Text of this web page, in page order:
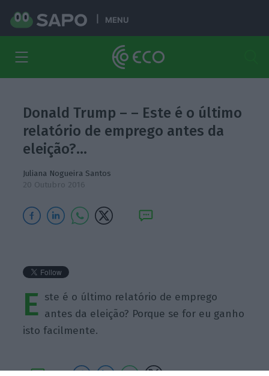
MENU
Donald Trump – – Este é o último
relatório de emprego antes da
eleição?…
Juliana Nogueira Santos
20 Outubro 2016
E ste é o último relatório de emprego
antes da eleição? Porque se for eu ganho
isto facilmente.